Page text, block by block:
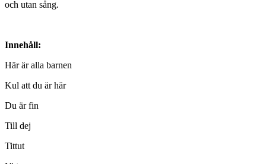
och utan sång.
Innehåll:
Här är alla barnen
Kul att du är här
Du är fin
Till dej
Tittut